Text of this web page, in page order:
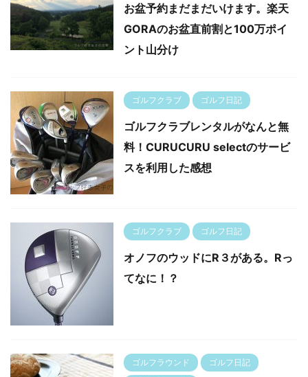
お盆予約まだまだいけます。楽天
GORAのお盆直前割と100万ポイ
ント山分け
ゴルフクラブ ゴルフ日記
ゴルフクラブレンタルがなんと無
料！CURUCURU selectのサービ
スを利用した感想
ゴルフクラブ ゴルフ日記
オノフのウッドにR３がある。Rっ
てなに！？
ゴルフラウンド ゴルフ日記